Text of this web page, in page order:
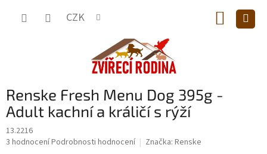
CZK
KOŠÍK
Renske Fresh Menu Dog 395g -
Adult kachní a králičí s rýží
13.2216
Průměrné
3 hodnoceníPodrobnosti hodnocení Značka: Renske